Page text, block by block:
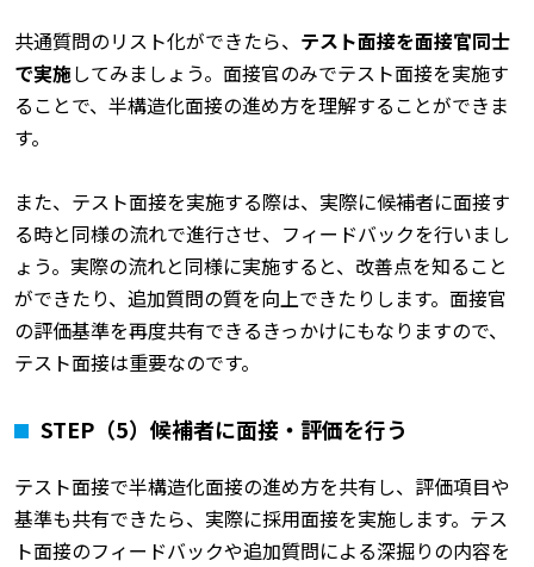
共通質問のリスト化ができたら、 テスト面接を面接官同士
で実施してみましょう。面接官のみでテスト面接を実施す
ることで、半構造化面接の進め方を理解することができま
す。
また、テスト面接を実施する際は、実際に候補者に面接す
る時と同様の流れで進行させ、フィードバックを行いまし
ょう。実際の流れと同様に実施すると、改善点を知ること
ができたり、追加質問の質を向上できたりします。面接官
の評価基準を再度共有できるきっかけにもなりますので、
テスト面接は重要なのです。
STEP （5）候補者に面接・評価を行う
テスト面接で半構造化面接の進め方を共有し、評価項目や
基準も共有できたら、実際に採用面接を実施します。テス
ト面接のフィードバックや追加質問による深掘りの内容を